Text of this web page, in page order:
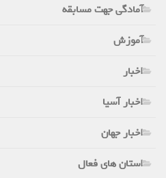
آمادگی جهت مسابقه
آموزش
اخبار
اخبار آسیا
اخبار جهان
استان های فعال